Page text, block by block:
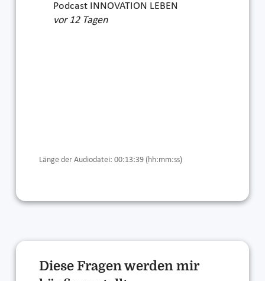
Podcast INNOVATION LEBEN
vor 12 Tagen
Länge der Audiodatei: 00:13:39 (hh:mm:ss)
Diese Fragen werden mir